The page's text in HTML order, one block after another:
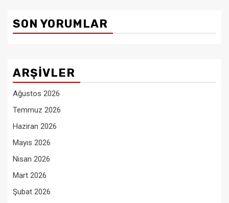
SON YORUMLAR
ARŞIVLER
Ağustos 2026
Temmuz 2026
Haziran 2026
Mayıs 2026
Nisan 2026
Mart 2026
Şubat 2026